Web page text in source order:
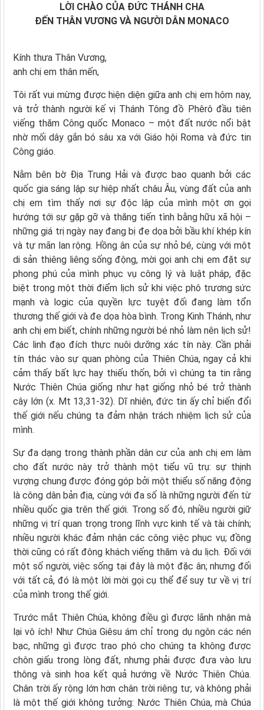
LỜI CHÀO CỦA ĐỨC THÁNH CHA
ĐẾN THÂN VƯƠNG VÀ NGƯỜI DÂN MONACO
Kính thưa Thân Vương,
anh chị em thân mến,
Tôi rất vui mừng được hiện diện giữa anh chị em hôm nay,
và trở thành người kế vị Thánh Tông đồ Phêrô đầu tiên
viếng thăm Công quốc Monaco – một đất nước nổi bật
nhờ mối dây gắn bó sâu xa với Giáo hội Roma và đức tin
Công giáo.
Nằm bên bờ Địa Trung Hải và được bao quanh bởi các
quốc gia sáng lập sự hiệp nhất châu Âu, vùng đất của anh
chị em tìm thấy nơi sự độc lập của mình một ơn gọi
hướng tới sự gặp gỡ và thăng tiến tình bằng hữu xã hội –
những giá trị ngày nay đang bị đe dọa bởi bầu khí khép kín
và tự mãn lan rộng. Hồng ân của sự nhỏ bé, cùng với một
di sản thiêng liêng sống động, mời gọi anh chị em đặt sự
phong phú của mình phục vụ công lý và luật pháp, đặc
biệt trong một thời điểm lịch sử khi việc phô trương sức
mạnh và logic của quyền lực tuyệt đối đang làm tổn
thương thế giới và đe dọa hòa bình. Trong Kinh Thánh, như
anh chị em biết, chính những người bé nhỏ làm nên lịch sử!
Các linh đạo đích thực nuôi dưỡng xác tín này. Cần phải
tín thác vào sự quan phòng của Thiên Chúa, ngay cả khi
cảm thấy bất lực hay thiếu thốn, bởi vì chúng ta tin rằng
Nước Thiên Chúa giống như hạt giống nhỏ bé trở thành
cây lớn (x. Mt 13,31-32). Dĩ nhiên, đức tin ấy chỉ biến đổi
thế giới nếu chúng ta đảm nhận trách nhiệm lịch sử của
mình.
Sự đa dạng trong thành phần dân cư của anh chị em làm
cho đất nước này trở thành một tiểu vũ trụ: sự thịnh
vượng chung được đóng góp bởi một thiểu số năng động
là công dân bản địa, cùng với đa số là những người đến từ
nhiều quốc gia trên thế giới. Trong số đó, nhiều người giữ
những vị trí quan trọng trong lĩnh vực kinh tế và tài chính;
nhiều người khác đảm nhận các công việc phục vụ; đồng
thời cũng có rất đông khách viếng thăm và du lịch. Đối với
một số người, việc sống tại đây là một đặc ân; nhưng đối
với tất cả, đó là một lời mời gọi cụ thể để suy tư về vị trí
của mình trong thế giới.
Trước mắt Thiên Chúa, không điều gì được lãnh nhận mà
lại vô ích! Như Chúa Giêsu ám chỉ trong dụ ngôn các nén
bạc, những gì được trao phó cho chúng ta không được
chôn giấu trong lòng đất, nhưng phải được đưa vào lưu
thông và sinh hoa kết quả hướng về Nước Thiên Chúa.
Chân trời ấy rộng lớn hơn chân trời riêng tư, và không phải
là một thế giới không tưởng: Nước Thiên Chúa, mà Chúa